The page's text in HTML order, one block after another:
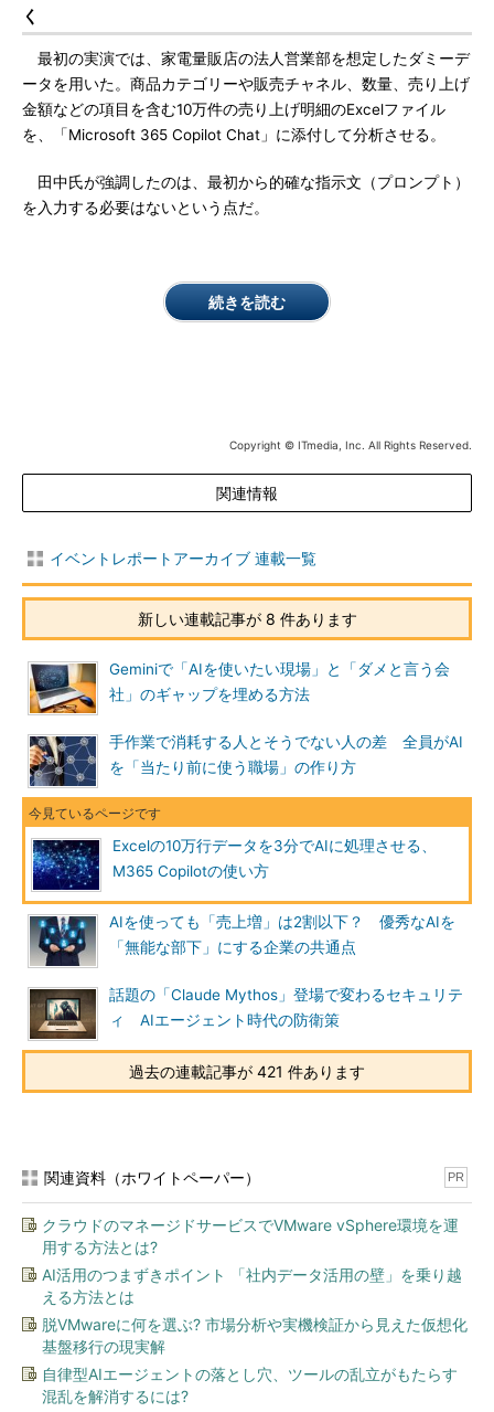
く
最初の実演では、家電量販店の法人営業部を想定したダミーデ
ータを用いた。商品カテゴリーや販売チャネル、数量、売り上げ
金額などの項目を含む10万件の売り上げ明細のExcelファイル
を、「Microsoft 365 Copilot Chat」に添付して分析させる。
田中氏が強調したのは、最初から的確な指示文（プロンプト）
を入力する必要はないという点だ。
続きを読む
Copyright © ITmedia, Inc. All Rights Reserved.
関連情報
イベントレポートアーカイブ 連載一覧
新しい連載記事が 8 件あります
Geminiで「AIを使いたい現場」と「ダメと言う会
社」のギャップを埋める方法
手作業で消耗する人とそうでない人の差 全員がAI
を「当たり前に使う職場」の作り方
Excelの10万行データを3分でAIに処理させる、
M365 Copilotの使い方
AIを使っても「売上増」は2割以下？ 優秀なAIを
「無能な部下」にする企業の共通点
話題の「Claude Mythos」登場で変わるセキュリテ
ィ AIエージェント時代の防衛策
過去の連載記事が 421 件あります
関連資料（ホワイトペーパー） PR
クラウドのマネージドサービスでVMware vSphere環境を運
用する方法とは?
AI活用のつまずきポイント 「社内データ活用の壁」を乗り越
える方法とは
脱VMwareに何を選ぶ? 市場分析や実機検証から見えた仮想化
基盤移行の現実解
自律型AIエージェントの落とし穴、ツールの乱立がもたらす
混乱を解消するには?